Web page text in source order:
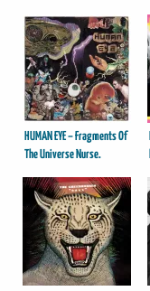
HUMAN EYE – Fragments Of
The Universe Nurse.